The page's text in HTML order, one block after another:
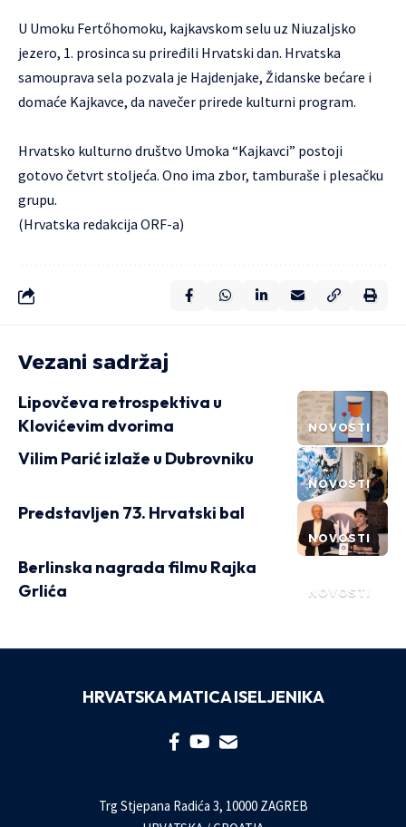
U Umoku Fertőhomoku, kajkavskom selu uz Niuzaljsko
jezero, 1. prosinca su priređili Hrvatski dan. Hrvatska
samouprava sela pozvala je Hajdenjake, Židanske bećare i
domaće Kajkavce, da navečer prirede kulturni program.
Hrvatsko kulturno društvo Umoka “Kajkavci” postoji
gotovo četvrt stoljeća. Ono ima zbor, tamburaše i plesačku
grupu.
(Hrvatska redakcija ORF-a)
Vezani sadržaj
NOVOSTI
Lipovčeva retrospektiva u
Klovićevim dvorima
NOVOSTI
Vilim Parić izlaže u Dubrovniku
NOVOSTI
Predstavljen 73. Hrvatski bal
NOVOSTI
Berlinska nagrada filmu Rajka
Grlića
HRVATSKA MATICA ISELJENIKA
Trg Stjepana Radića 3, 10000 ZAGREB